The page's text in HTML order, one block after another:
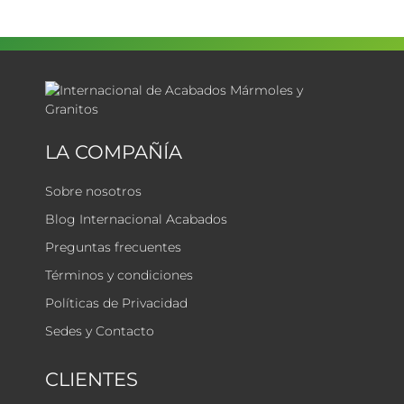
LA COMPAÑÍA
Sobre nosotros
Blog Internacional Acabados
Preguntas frecuentes
Términos y condiciones
Políticas de Privacidad
Sedes y Contacto
CLIENTES